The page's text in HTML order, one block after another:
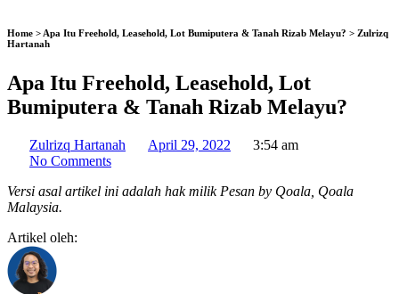
Home > Apa Itu Freehold, Leasehold, Lot Bumiputera & Tanah Rizab Melayu? > Zulrizq
Hartanah
Apa Itu Freehold, Leasehold, Lot
Bumiputera & Tanah Rizab Melayu?
Zulrizq Hartanah April 29, 2022
3:54 am
No Comments
Versi asal artikel ini adalah hak milik Pesan by Qoala, Qoala
Malaysia.
Artikel oleh: